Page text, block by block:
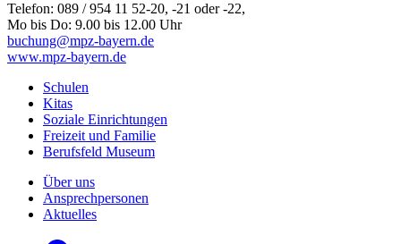
Telefon: 089 / 954 11 52-20, -21 oder -22,
Mo bis Do: 9.00 bis 12.00 Uhr
buchung@mpz-bayern.de
www.mpz-bayern.de
Schulen
Kitas
Soziale Einrichtungen
Freizeit und Familie
Berufsfeld Museum
Über uns
Ansprechpersonen
Aktuelles